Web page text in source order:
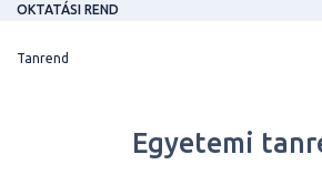
OKTATÁSI REND
Tanrend
Egyetemi